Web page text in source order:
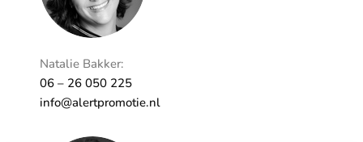
Natalie Bakker:
06 – 26 050 225
info@alertpromotie.nl